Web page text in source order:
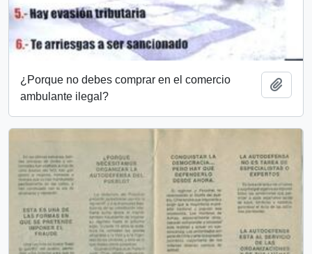
¿Porque no debes comprar en el comercio
ambulante ilegal?